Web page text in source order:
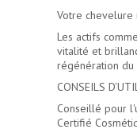
Votre
Les actifs
vitalité et
régénération
CONSEILS
Conseillé pour
Certifié